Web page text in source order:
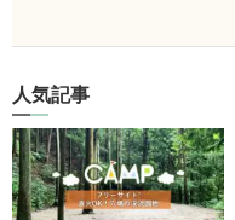
人気記事